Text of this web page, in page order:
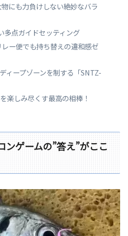
にも力負けしない絶妙なバラ
多点ガイドセッティング
ー便でも持ち替えの違和感ゼ
ィープゾーンを制する「SNTZ-
楽しみ尽くす最高の相棒！
ンゲームの”答え”がここ